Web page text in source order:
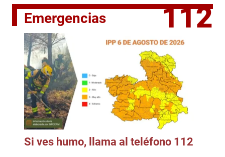
Emergencias 112
Si ves humo, llama al teléfono 112